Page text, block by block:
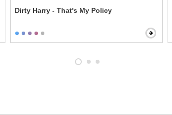
Dirty Harry - That's My Policy